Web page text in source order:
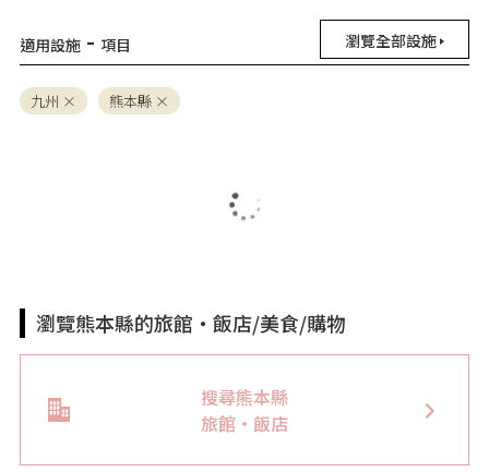
適用設施 - 項目 瀏覽全部設施
九州 熊本縣
瀏覽熊本縣的旅館・飯店/美食/購物
搜尋熊本縣
旅館・飯店